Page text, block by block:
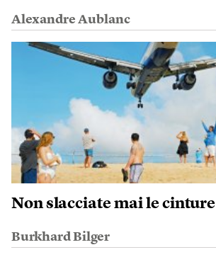
Alexandre Aublanc
Non slacciate mai le cinture
Burkhard Bilger